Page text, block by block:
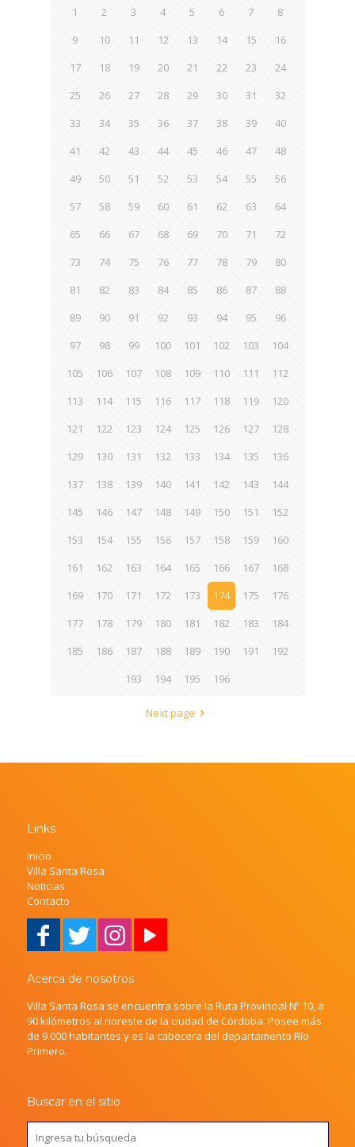
1 2 3 4 5 6 7
8
9
10 11 12 13 14 15
16
17
18 19 20 21 22 23
24
25
26 27 28 29 30 31
32
33
34 35 36 37 38 39
40
41
42 43 44 45 46 47
48
49
50 51 52 53 54 55
56
57
58 59 60 61 62 63
64
65
66 67 68 69 70 71
72
73
74 75 76 77 78 79
80
81
82 83 84 85 86 87
88
89
90 91 92 93 94 95
96
97
98 99 100 101 102 103
104
105
106 107 108 109 110 111
112
113
114 115 116 117 118 119
120
121
122 123 124 125 126 127
128
129
130 131 132 133 134 135
136
137
138 139 140 141 142 143
144
145
146 147 148 149 150 151
152
153
154 155 156 157 158 159
160
161
162 163 164 165 166 167
168
169
170 171 172 173 174 175
176
177
178 179 180 181 182 183
184
185
186 187 188 189 190 191
192
193
194 195 196
Next page
Links
Inicio
Villa Santa Rosa
Noticias
Contacto
Acerca de nosotros
Villa Santa Rosa se encuentra sobre la Ruta Provincial Nº 10, a
90 kilómetros al noreste de la ciudad de Córdoba. Posee más
de 9.000 habitantes y es la cabecera del departamento Río
Primero.
Buscar en el sitio.